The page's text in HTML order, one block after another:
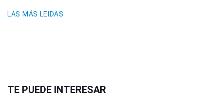
LAS MÁS LEIDAS
TE PUEDE INTERESAR